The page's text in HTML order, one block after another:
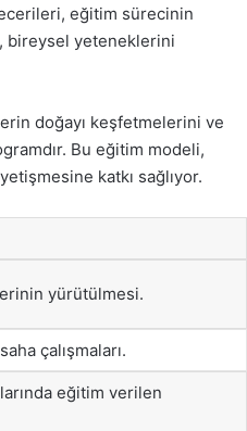
eğitim sürecinin
bireysel yeteneklerini
doğayı keşfetmelerini ve
Bu eğitim modeli,
katkı sağlıyor.
yürütülmesi.
çalışmaları.
eğitim verilen